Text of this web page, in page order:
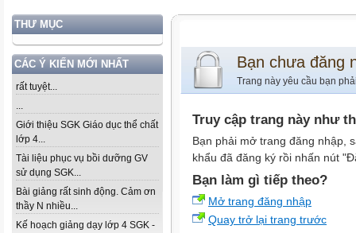
THƯ MỤC
CÁC Ý KIẾN MỚI NHẤT
rất tuyệt...
...
Giới thiệu SGK Giáo dục thể chất
lớp 4...
Tài liệu phục vụ bồi dưỡng GV
sử dụng SGK...
Bài giảng rất sinh động. Cảm ơn
thầy N nhiều...
Kế hoạch giảng dạy lớp 4 SGK -
Bạn chưa đăng
Trang này yêu cầu bạn
Truy cập trang này như
Bạn phải mở trang đăng nhập,
khẩu đã đăng ký rồi nhấn nút
Bạn làm gì tiếp theo?
Mở trang đăng nhập
Quay trở lại trang trước